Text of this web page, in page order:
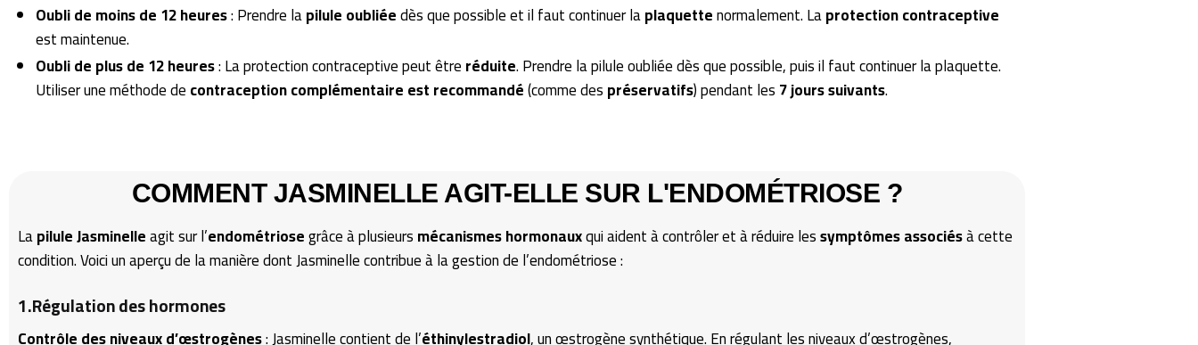
Oubli de moins de 12 heures: Prendre lapilule oubliéedès que possible et il faut continuer laplaquettenormalement. Laprotection contraceptive
est maintenue.
Oubli de plus de 12 heures: La protection contraceptive peut êtreréduite. Prendre la pilule oubliée dès que possible, puis il faut continuer la plaquette.
Utiliser une méthode decontraception complémentaire est recommandé(comme despréservatifs) pendant les7 jours suivants.
COMMENT JASMINELLE AGIT-ELLE SUR L'ENDOMÉTRIOSE ?
Lapilule Jasminelleagit sur l’endométriosegrâce à plusieursmécanismes hormonauxqui aident à contrôler et à réduire lessymptômes associésà cette
condition. Voici un aperçu de la manière dont Jasminelle contribue à la gestion de l’endométriose :
1.Régulation des hormones
Contrôle des niveaux d’œstrogènes: Jasminelle contient de l’éthinylestradiol, un œstrogène synthétique. En régulant les niveaux d’œstrogènes,